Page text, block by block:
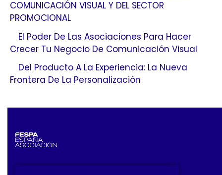
COMUNICACIÓN VISUAL Y DEL SECTOR
PROMOCIONAL
El Poder De Las Asociaciones Para Hacer
Crecer Tu Negocio De Comunicación Visual
Del Producto A La Experiencia: La Nueva
Frontera De La Personalización